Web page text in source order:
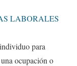
LABORALES
para
ocupación o